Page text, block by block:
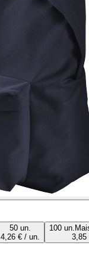
50 un.
4,26 € / un.
100 un.
3,85